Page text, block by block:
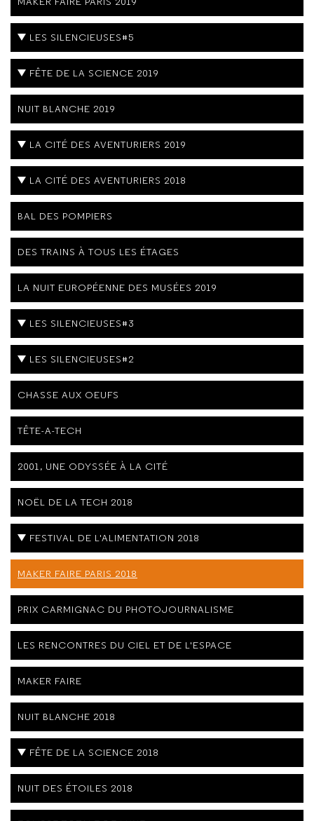
LES SILENCIEUSES#5
FÊTE DE LA SCIENCE 2019
NUIT BLANCHE 2019
LA CITÉ DES AVENTURIERS 2019
LA CITÉ DES AVENTURIERS 2018
BAL DES POMPIERS
DES TRAINS À TOUS LES ÉTAGES
LA NUIT EUROPÉENNE DES MUSÉES 2019
LES SILENCIEUSES#3
LES SILENCIEUSES#2
CHASSE AUX OEUFS
TÊTE-A-TECH
2001, UNE ODYSSÉE À LA CITÉ
NOËL DE LA TECH 2018
FESTIVAL DE L'ALIMENTATION 2018
MAKER FAIRE PARIS 2018
PRIX CARMIGNAC DU PHOTOJOURNALISME
LES RENCONTRES DU CIEL ET DE L'ESPACE
MAKER FAIRE
NUIT BLANCHE 2018
FÊTE DE LA SCIENCE 2018
NUIT DES ÉTOILES 2018